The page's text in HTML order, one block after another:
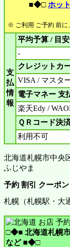
■◆□ ホッ
※ ご利用 ご予約 前に
支
払
情
報
平均予算 / 目
-
クレジットカ
VISA / マスタ
電子マネー 支
楽天Edy /
ＱＲコード決
利用不可
北海道札幌市中央
ふじやま
予約 割引 クーポ
札幌（札幌駅・大
□◆■ 北海道札幌
など ■◆□